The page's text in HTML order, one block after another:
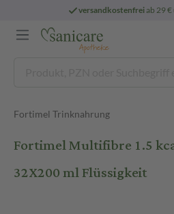
versandkostenfreiab 29
Fortimel Trinknahrung
Fortimel Multifibre 1.5
32X200 ml Flüssigkeit